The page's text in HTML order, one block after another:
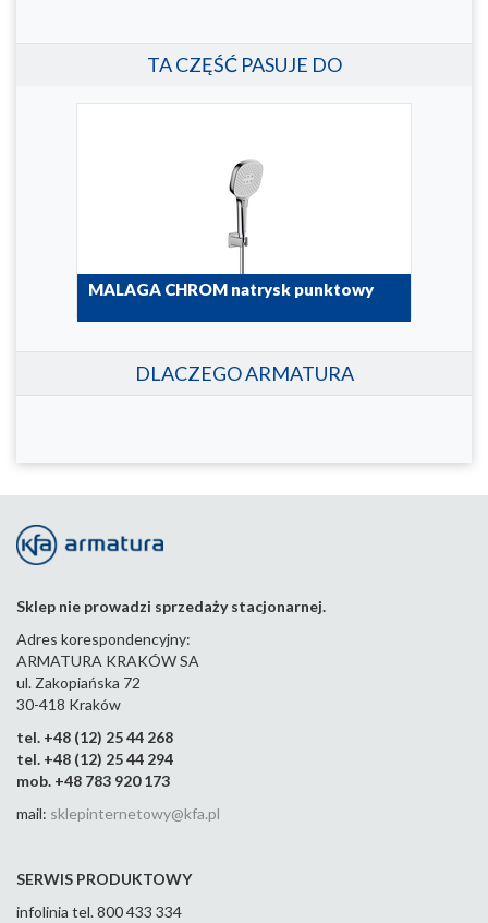
TA CZĘŚĆ PASUJE DO
MALAGA CHROM natrysk punktowy
DLACZEGO ARMATURA
Sklep nie prowadzi sprzedaży stacjonarnej.
Adres korespondencyjny:
ARMATURA KRAKÓW SA
ul. Zakopiańska 72
30-418 Kraków
tel. +48 (12) 25 44 268
tel. +48 (12) 25 44 294
mob. +48 783 920 173
mail: sklepinternetowy@kfa.pl
SERWIS PRODUKTOWY
infolinia tel. 800 433 334